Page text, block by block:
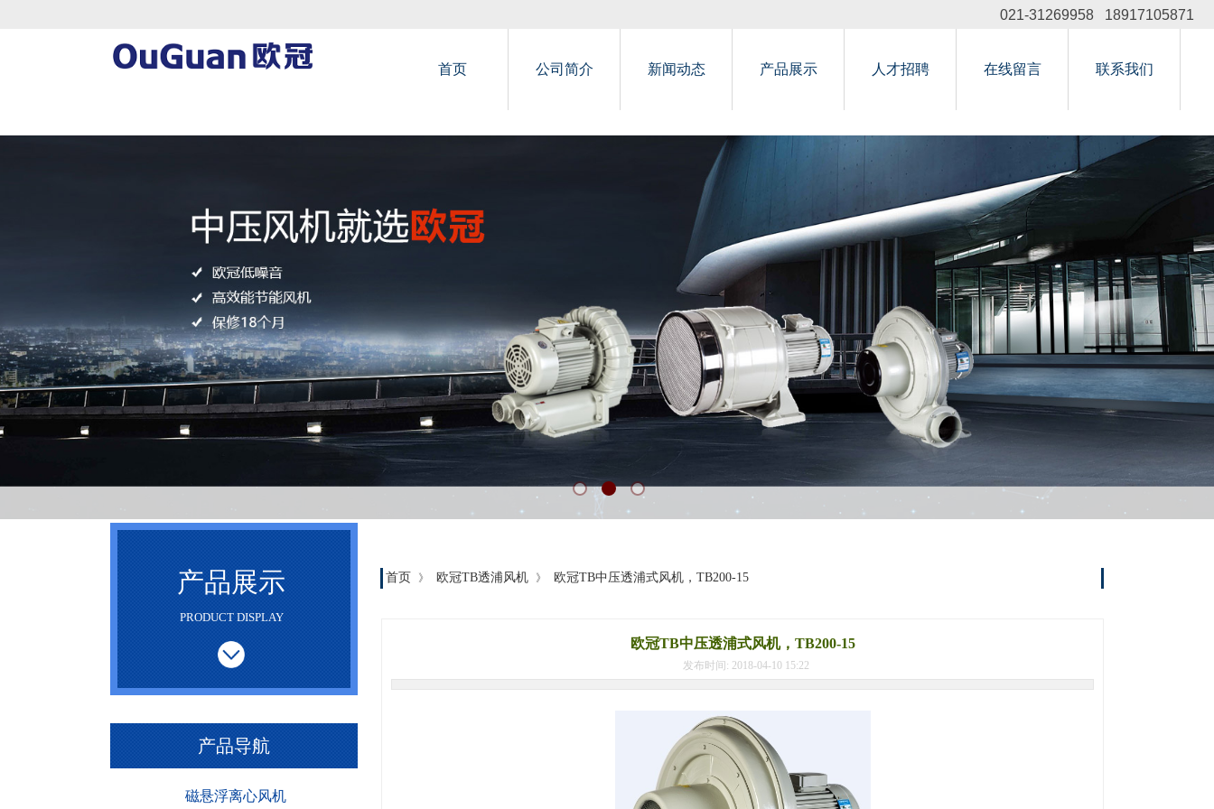
021-31269958 18917105871
首页 公司简介 新闻动态 产品展示 人才招聘 在线留言 联系我们
产品展示
PRODUCT DISPLAY
首页 》 欧冠TB透浦风机 》 欧冠TB中压透浦式风机，TB200-15
欧冠TB中压透浦式风机，TB200-15
发布时间: 2018-04-10 15:22
产品导航
磁悬浮离心风机